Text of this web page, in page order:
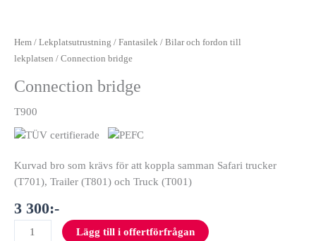
Hem / Lekplatsutrustning / Fantasilek / Bilar och fordon till
lekplatsen / Connection bridge
Connection bridge
T900
Kurvad bro som krävs för att koppla samman Safari trucker
(T701), Trailer (T801) och Truck (T001)
3 300:-
mängd
Lägg till i offertförfrågan